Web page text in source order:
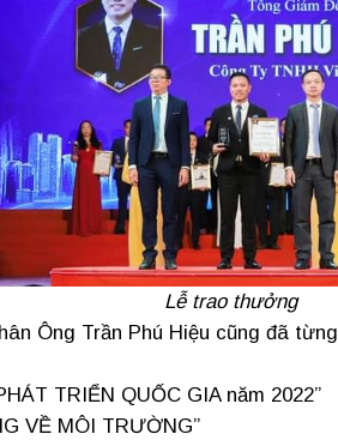
Lễ trao thưởng
Ông Trần Phú Hiệu cũng đã
TRIỂN QUỐC GIA năm 2022”
VỀ MÔI TRƯỜNG”